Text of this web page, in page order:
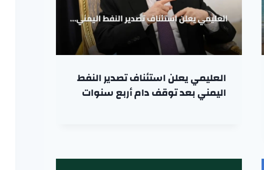
العليمي يعلن استئناف تصدير النفط
اليمني بعد توقف دام أربع سنوات